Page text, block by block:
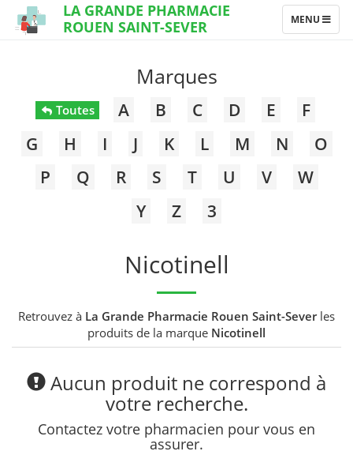
LA GRANDE PHARMACIE
ROUEN SAINT-SEVER
TOGGLE
NAVIGATION
MENU
Marques
Toutes A B C D E
F
G
H I J K L M N
O
P
Q R S T U V
W
Y
Z 3
Nicotinell
Retrouvez à La Grande Pharmacie Rouen Saint-Severles
produits de la marque Nicotinell
Aucun produit ne correspond à
votre recherche.
Contactez votre pharmacien pour vous en
assurer.